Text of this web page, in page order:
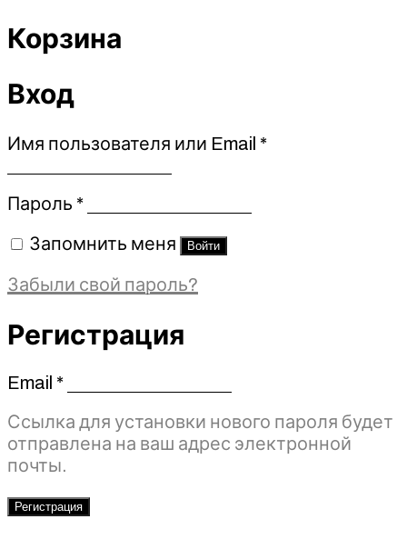
Корзина
Вход
Имя пользователя или Email *Обязательно
Пароль *Обязательно
Запомнить меня Войти
Забыли свой пароль?
Регистрация
Email *Обязательно
Ссылка для установки нового пароля будет
отправлена ​​на ваш адрес электронной
почты.
Регистрация